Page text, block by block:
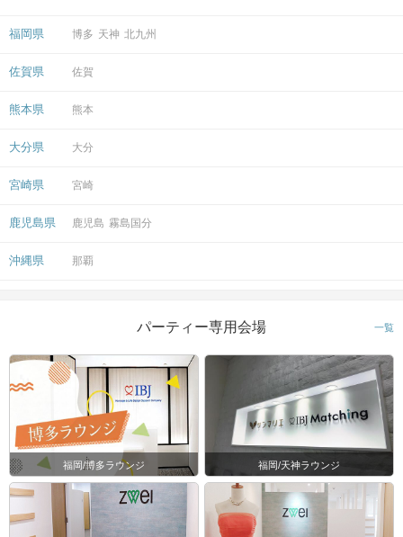
福岡県 博多 天神 北九州
佐賀県 佐賀
熊本県 熊本
大分県 大分
宮崎県 宮崎
鹿児島県 鹿児島 霧島国分
沖縄県 那覇
パーティー専用会場 一覧
福岡/博多ラウンジ 福岡/天神ラウンジ